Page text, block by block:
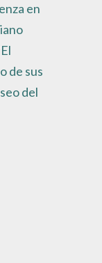
en
de sus
del